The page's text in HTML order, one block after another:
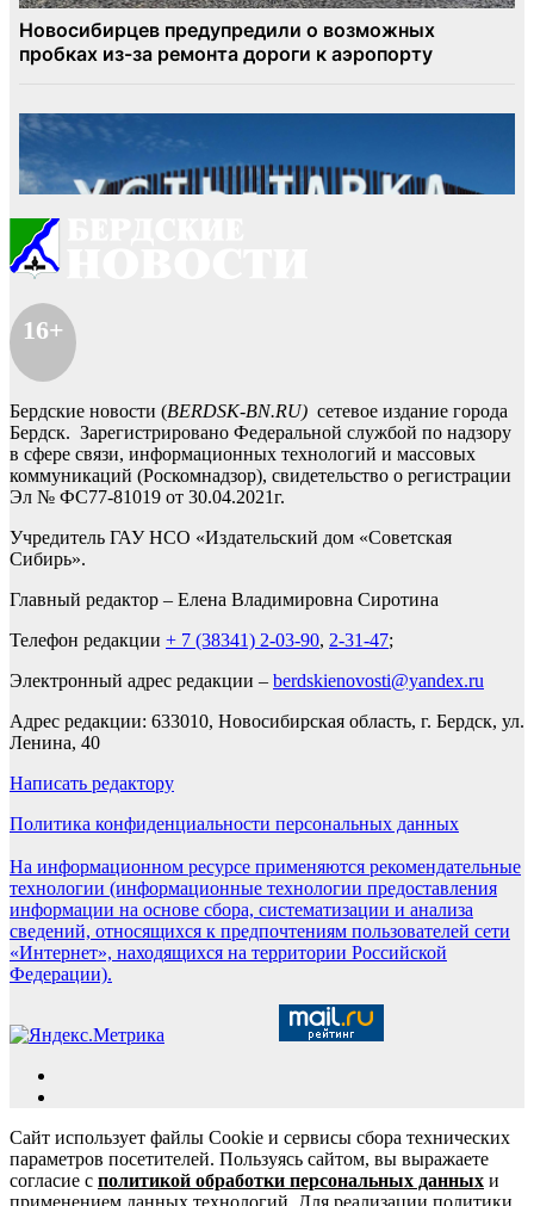
16+
Бердские новости (BERDSK-BN.RU) сетевое издание города
Бердск. Зарегистрировано Федеральной службой по надзору
в сфере связи, информационных технологий и массовых
коммуникаций (Роскомнадзор), свидетельство о регистрации
Эл № ФС77-81019 от 30.04.2021г.
Учредитель ГАУ НСО «Издательский дом «Советская
Сибирь».
Главный редактор – Елена Владимировна Сиротина
Телефон редакции + 7 (38341) 2-03-90, 2-31-47;
Электронный адрес редакции – berdskienovosti@yandex.ru
Адрес редакции: 633010, Новосибирская область, г. Бердск, ул.
Ленина, 40
Написать редактору
Политика конфиденциальности персональных данных
На информационном ресурсе применяются рекомендательные
технологии (информационные технологии предоставления
информации на основе сбора, систематизации и анализа
сведений, относящихся к предпочтениям пользователей сети
«Интернет», находящихся на территории Российской
Федерации).
Сайт использует файлы Cookie и сервисы сбора технических
параметров посетителей. Пользуясь сайтом, вы выражаете
согласие с политикой обработки персональных данных и
применением данных технологий. Для реализации политики